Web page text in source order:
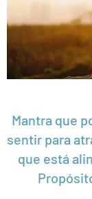
Mantra que
sentir para
que está